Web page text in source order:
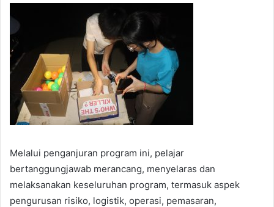
Melalui penganjuran program ini, pelajar
bertanggungjawab merancang, menyelaras dan
melaksanakan keseluruhan program, termasuk aspek
pengurusan risiko, logistik, operasi, pemasaran,